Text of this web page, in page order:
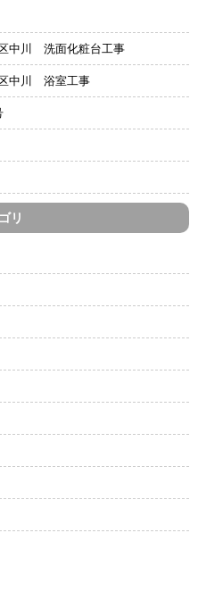
中川 洗面化粧台工事
中川 浴室工事
リ